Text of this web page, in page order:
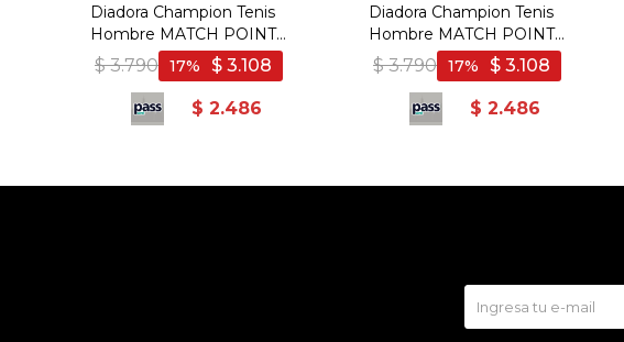
Diadora Champion Tenis
Hombre MATCH POINT
NAVY-RED - Marino-Rojo
$ 3.790 $ 3.108
17
$ 2.486
Diadora Champion Tenis
Hombre MATCH POINT
NAVY-WHITE - Marino-Blanco
$ 3.790 $ 3.108
17
$ 2.486